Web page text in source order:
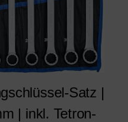
Satz |
| inkl. Tetron-